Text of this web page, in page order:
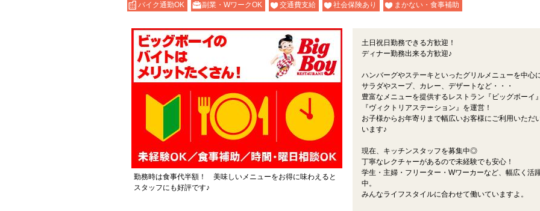
バイク通勤OK
副業・WワークOK 交通費支給 社会保険あり まかない・食事補助
勤務時は食事代半額！ 美味しいメニューをお得に味わえると
スタッフにも好評です♪
土日祝日勤務できる方歓迎！
ディナー勤務出来る方歓迎♪
ハンバーグやステーキといったグリルメニューを中心
サラダやスープ、カレー、デザートなど・・・
豊富なメニューを提供するレストラン『ビッグボーイ』
『ヴィクトリアステーション』を運営！
お子様からお年寄りまで幅広いお客様にご利用いただ
います♪
現在、キッチンスタッフを募集中◎
丁寧なレクチャーがあるので未経験でも安心！
学生・主婦・フリーター・Wワーカーなど、幅広く活
中。
みんなライフスタイルに合わせて働いていますよ。